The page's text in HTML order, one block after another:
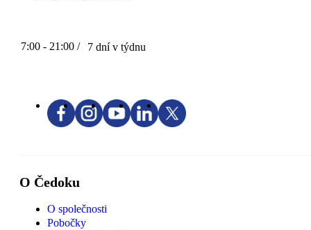
7:00 - 21:00 / 7 dní v týdnu
O Čedoku
O společnosti
Pobočky